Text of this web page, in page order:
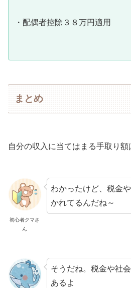
・配偶者控除３８万円適用
まとめ
自分の収入に当てはまる手取り額
初心者クマさ
ん
わかったけど、税金
かれてるんだね～
そうだね。税金や社
あるよ